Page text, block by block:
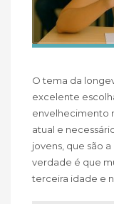
O tema da
excelente
envelhecimento
atual e
jovens, que são
verdade é que
terceira idade e